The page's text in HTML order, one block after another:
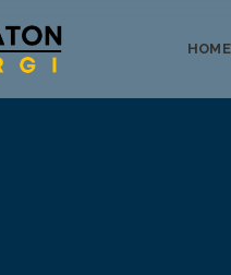
HOME